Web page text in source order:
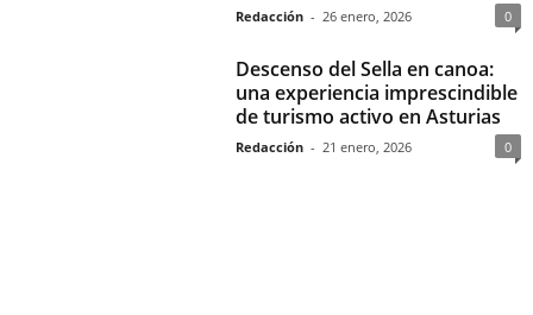
Redacción - 26 enero, 2026 0
Descenso del Sella en canoa:
una experiencia imprescindible
de turismo activo en Asturias
Redacción - 21 enero, 2026 0